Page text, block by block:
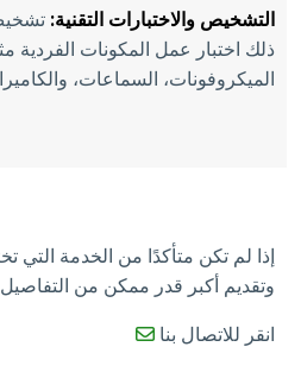
التشخيص والاختبارات التقنية:
ذلك اختبار عمل المكونات الفردية
الميكروفونات، السماعات،
إذا لم تكن متأكدًا من الخدمة التي
وتقديم أكبر قدر ممكن من
انقر للاتصال بنا